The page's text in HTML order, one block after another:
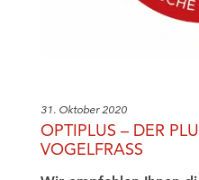
31. Oktober 2020
OPTIPLUS – DER
VOGELFRASS